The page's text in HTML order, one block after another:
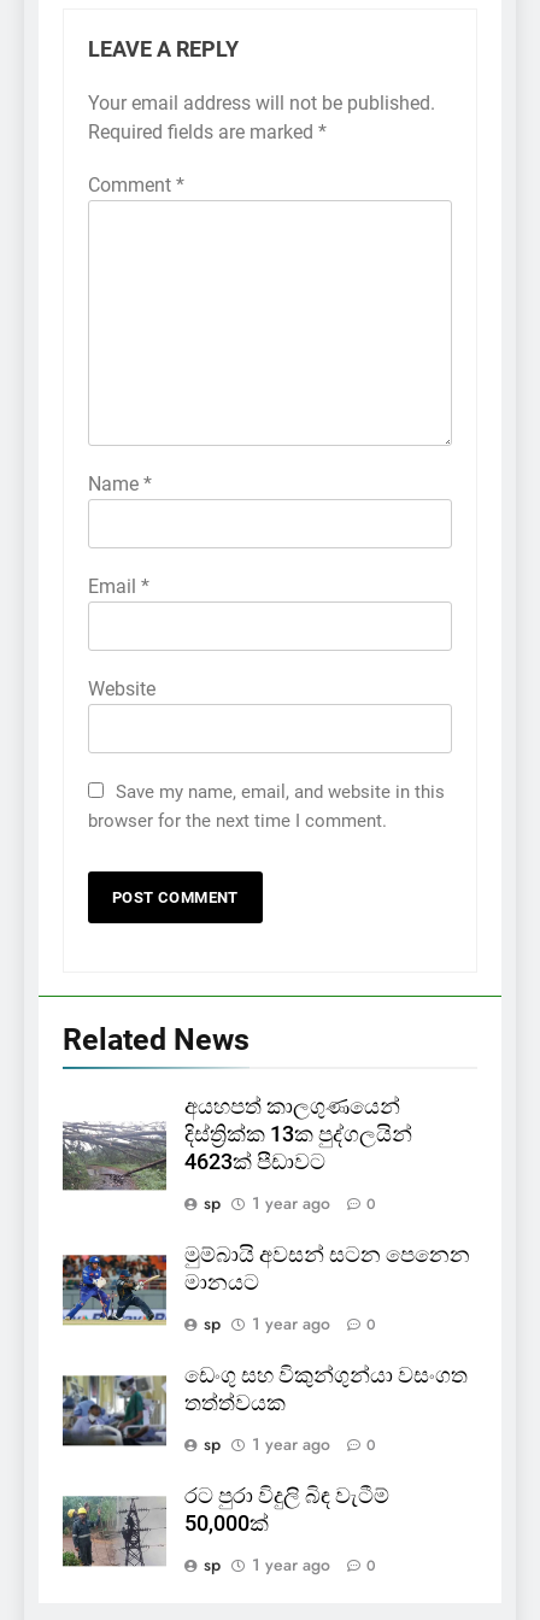
LEAVE A REPLY
Your email address will not be published.
Required fields are marked *
Comment *
Name *
Email *
Website
Save my name, email, and website in this
browser for the next time I comment.
Related News
අයහපත් කාලගුණයෙන්
දිස්ත්‍රික්ක 13ක පුද්ගලයින්
4623ක් පීඩාවට
sp
1 year ago 0
මුම්බායි අවසන් සටන පෙනෙන
මානයට
sp
1 year ago 0
ඩෙංගු සහ විකුන්ගුන්යා වසංගත
තත්ත්වයක
sp
1 year ago 0
රට පුරා විදුලි බිඳ වැටීම්
50,000ක්
sp
1 year ago 0